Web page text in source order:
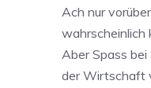
Ach nur
wahrscheinlich
Aber Spass bei
der Wirtschaft